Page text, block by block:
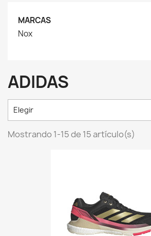
MARCAS
Nox
ADIDAS
Elegir
Mostrando 1-15 de 15 artículo(s)